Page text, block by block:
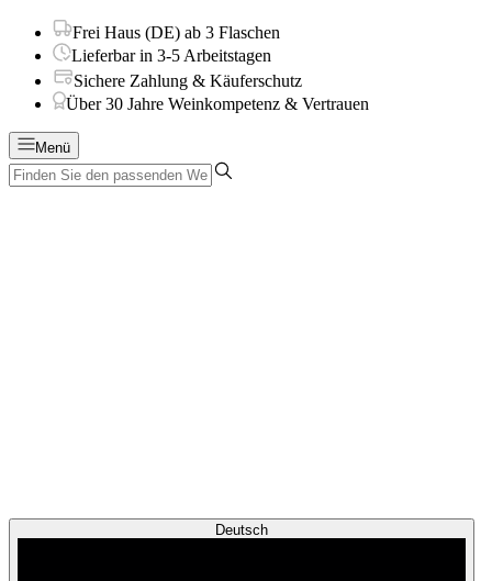
Frei Haus (DE) ab 3 Flaschen
Lieferbar in 3-5 Arbeitstagen
Sichere Zahlung & Käuferschutz
Über 30 Jahre Weinkompetenz & Vertrauen
Menü
Deutsch